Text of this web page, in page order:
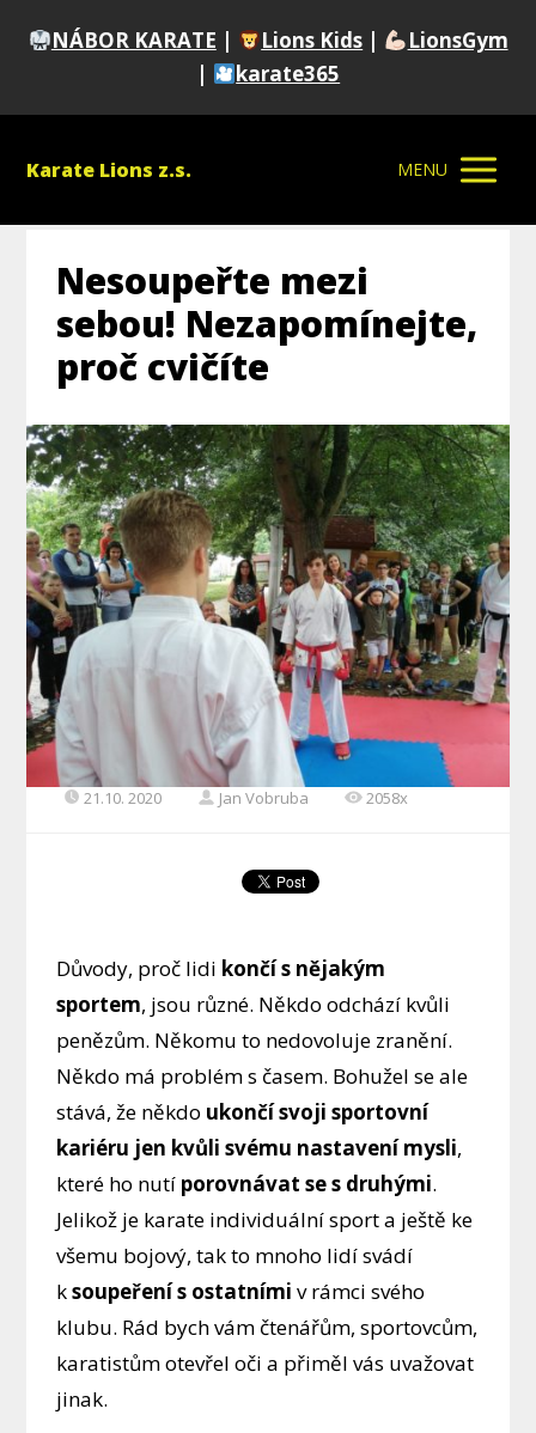
NÁBOR KARATE | Lions Kids |
LionsGym
|
karate365
Karate Lions z.s. MENU
Nesoupeřte mezi
sebou! Nezapomínejte,
proč cvičíte
21.10. 2020 Jan Vobruba 2058x
Důvody, proč lidi končí s nějakým
sportem, jsou různé. Někdo odchází kvůli
penězům. Někomu to nedovoluje zranění.
Někdo má problém s časem. Bohužel se ale
stává, že někdo ukončí svoji sportovní
kariéru jen kvůli svému nastavení mysli,
které ho nutí porovnávat se s druhými.
Jelikož je karate individuální sport a ještě ke
všemu bojový, tak to mnoho lidí svádí
ksoupeření s ostatními v rámci svého
klubu. Rád bych vám čtenářům, sportovcům,
karatistům otevřel oči a přiměl vás uvažovat
jinak.